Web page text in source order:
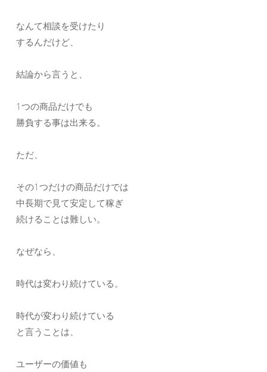
なんて相談を受けたり
するんだけど、
結論から言うと、
1つの商品だけでも
勝負する事は出来る。
ただ、
その1つだけの商品だけでは
中長期で見て安定して稼ぎ
続けることは難しい。
なぜなら、
時代は変わり続けている。
時代が変わり続けている
と言うことは、
ユーザーの価値も